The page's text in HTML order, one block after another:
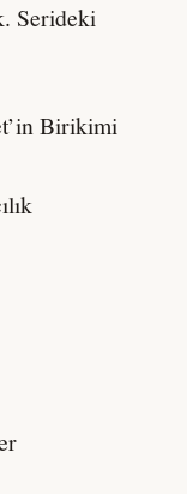
Serideki
Birikimi